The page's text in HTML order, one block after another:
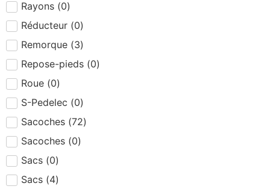
Rayons (0)
Réducteur (0)
Remorque (3)
Repose-pieds (0)
Roue (0)
S-Pedelec (0)
Sacoches (72)
Sacoches (0)
Sacs (0)
Sacs (4)